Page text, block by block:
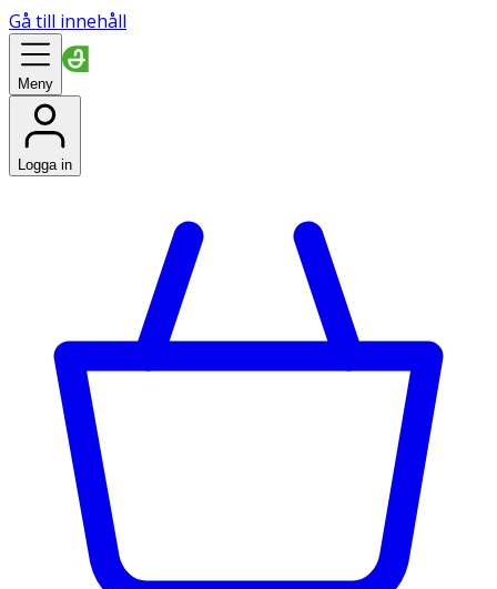
Gå till innehåll
Meny
Logga in